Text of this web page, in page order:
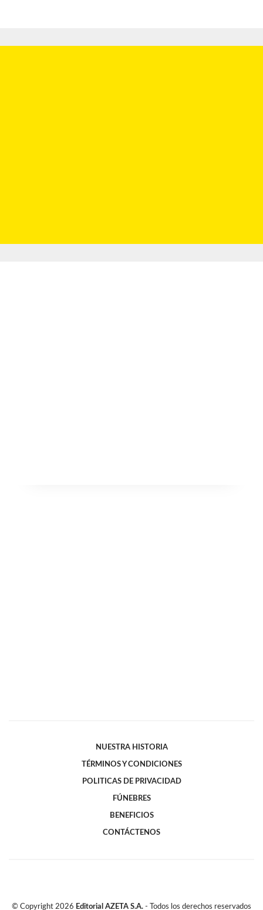
NUESTRA HISTORIA
TÉRMINOS Y CONDICIONES
POLITICAS DE PRIVACIDAD
FÚNEBRES
BENEFICIOS
CONTÁCTENOS
© Copyright 2026 Editorial AZETA S.A. - Todos los derechos reservados